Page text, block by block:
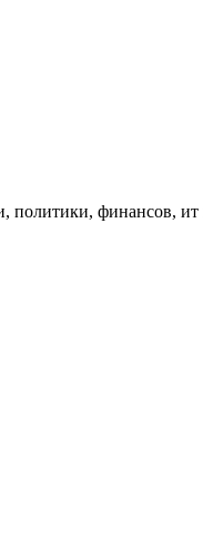
финансов, ит